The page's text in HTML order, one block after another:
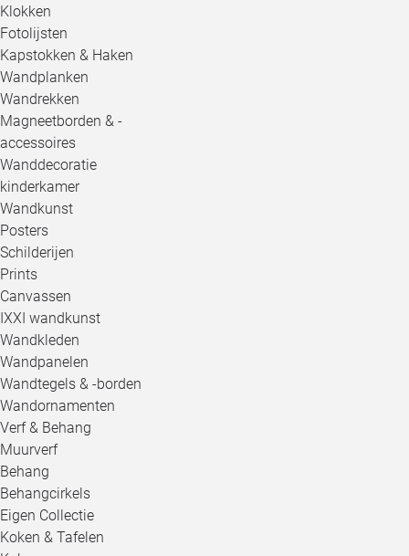
Klokken
Fotolijsten
Kapstokken & Haken
Wandplanken
Wandrekken
Magneetborden & -
accessoires
Wanddecoratie
kinderkamer
Wandkunst
Posters
Schilderijen
Prints
Canvassen
IXXI wandkunst
Wandkleden
Wandpanelen
Wandtegels & -borden
Wandornamenten
Verf & Behang
Muurverf
Behang
Behangcirkels
Eigen Collectie
Koken & Tafelen